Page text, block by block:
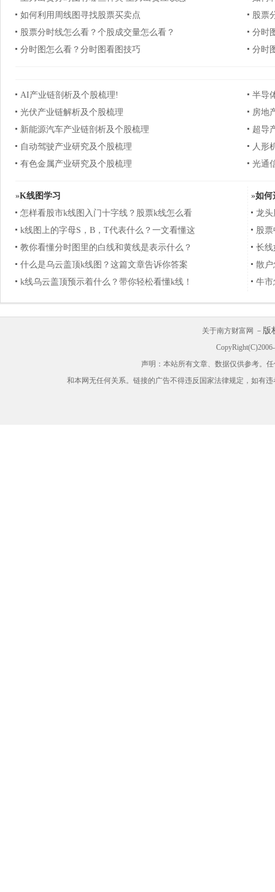
如何利用周线图寻找股票买卖点
股票
股票分时线怎么看？个股成交量怎么看？
分时
分时图怎么看？分时图看图技巧
分时
AI产业链剖析及个股梳理!
半导
光伏产业链解析及个股梳理
房地
新能源汽车产业链剖析及个股梳理
超导
自动驾驶产业研究及个股梳理
人形
有色金属产业研究及个股梳理
光通
»K线图学习
怎样看股市k线图入门十字线？股票k线怎么看
k线图上的字母S，B，T代表什么？一文看懂这
教你看懂分时图里的白线和黄线是表示什么？
什么是乌云盖顶k线图？这篇文章告诉你答案
k线乌云盖顶预示着什么？带你轻松看懂k线！
»如何
龙头
股
长线
散户
牛市
关于南方财富网 － 版
声明：本站所有文章、数据仅供参考。
和本网无任何关系。链接的广告不得违反国家法律规定，如有